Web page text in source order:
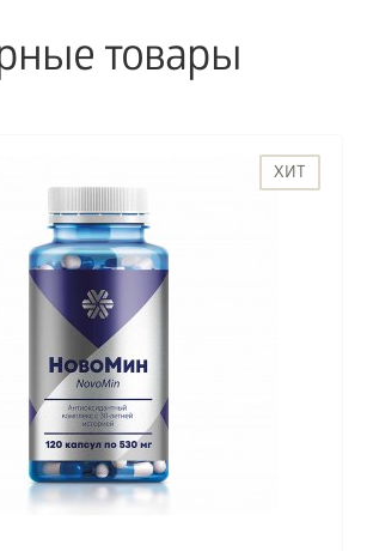
товары
ХИТ